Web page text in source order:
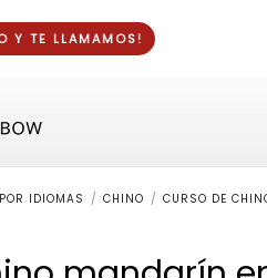
Y TE LLAMAMOS!
IDIOMAS CHINO CURSO DE